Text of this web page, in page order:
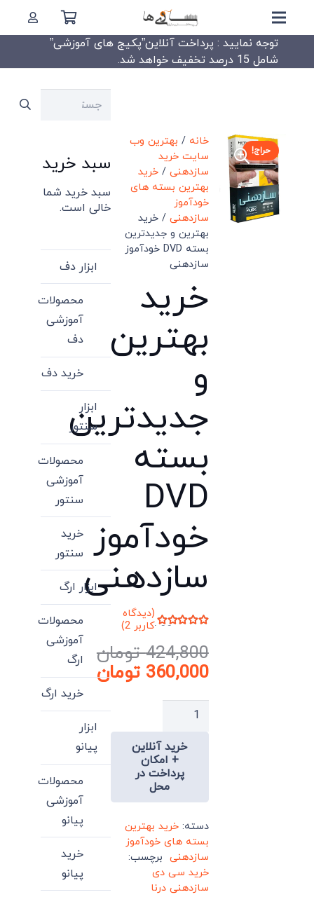
توجه نمایید : پرداخت آنلاین”پکیج های آموزشی”
شامل 15 درصد تخفیف خواهد شد.
حراج!
خانه / بهترین وب
سایت خرید
سازدهنی /خرید
بهترین بسته های
خودآموز
سازدهنی / خرید
بهترین و جدیدترین
بسته DVD خودآموز
سازدهنی
خرید
بهترین
و
جدیدترین
بسته
DVD
خودآموز
سازدهنی
5.00از 5 امتیاز
2
مشتری
(دیدگاه
کاربر 2
)
424,800 تومان
قیمت
424,800 تومان
بود.
360,000 تومان
فعلی:
360,000 تومان.
خرید آنلاین
+ امکان
پرداخت در
محل
دسته:خرید بهترین
بسته های خودآموز
سازدهنی برچسب:
خرید سی دی
سازدهنی درنا
جستجو
سبد خرید
سبد خرید شما
خالی است.
ابزار دف
محصولات
آموزشی
دف
خرید دف
ابزار
سنتور
محصولات
آموزشی
سنتور
خرید
سنتور
ابزار ارگ
محصولات
آموزشی
ارگ
خرید ارگ
ابزار
پیانو
محصولات
آموزشی
پیانو
خرید
پیانو